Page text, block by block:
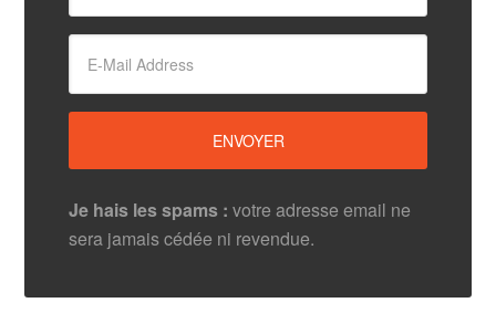
Je hais les spams : votre adresse email ne
sera jamais cédée ni revendue.